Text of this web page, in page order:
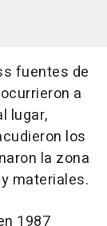
fuentes de
a
lugar,
los
la zona
materiales.
1987